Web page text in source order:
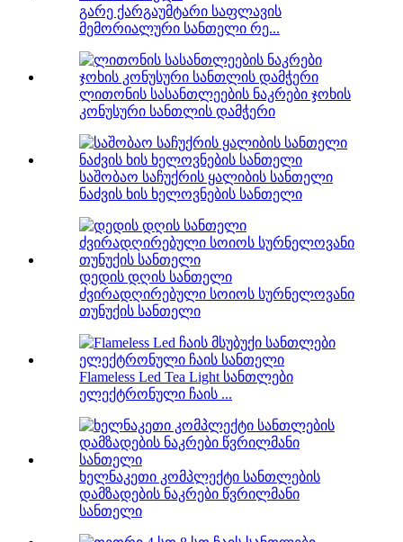
გარე ქარგაუმტარი საფლავის
მემორიალური სანთელი რე...
ლითონის სასანთლეების ნაკრები ჯოხის
კონუსური სანთლის დამჭერი
საშობაო საჩუქრის ყალიბის სანთელი
ნაძვის ხის ხელოვნების სანთელი
დედის დღის სანთელი
ძვირადღირებული სოიოს სურნელოვანი
თუნუქის სანთელი
Flameless Led Tea Light სანთლები
ელექტრონული ჩაის ...
ხელნაკეთი კომპლექტი სანთლების
დამზადების ნაკრები წვრილმანი
სანთელი